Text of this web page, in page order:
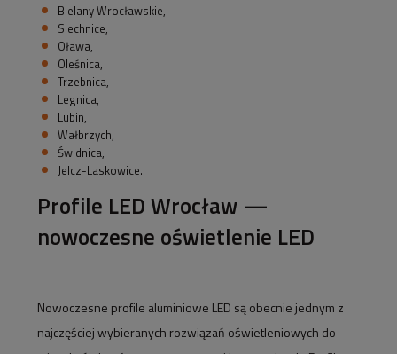
Bielany Wrocławskie,
Siechnice,
Oława,
Oleśnica,
Trzebnica,
Legnica,
Lubin,
Wałbrzych,
Świdnica,
Jelcz-Laskowice.
Profile LED Wrocław —
nowoczesne oświetlenie LED
Nowoczesne profile aluminiowe LED są obecnie jednym z
najczęściej wybieranych rozwiązań oświetleniowych do